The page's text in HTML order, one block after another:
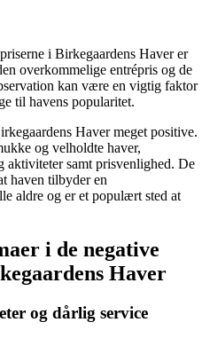
i Birkegaardens Haver er
overkommelige entrépris og de
kan være en vigtig faktor
til havens popularitet.
Haver meget positive.
og velholdte haver,
aktiviteter samt prisvenlighed. De
haven tilbyder en
aldre og er et populært sted at
i de negative
Haver
og dårlig service